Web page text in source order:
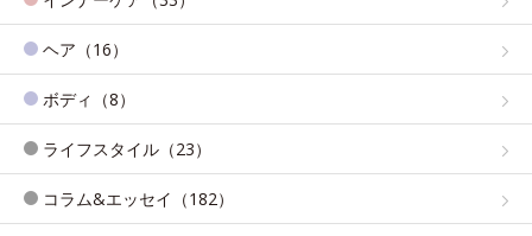
ヘア（16）
ボディ（8）
ライフスタイル（23）
コラム&エッセイ（182）